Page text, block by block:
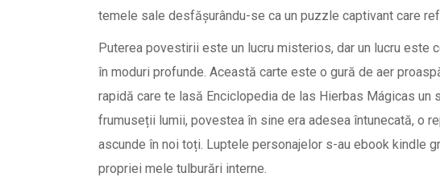
temele sale desfășurându-se ca un puzzle captivant care
Puterea povestirii este un lucru misterios, dar un lucru este
în moduri profunde. Această carte este o gură de aer
rapidă care te lasă Enciclopedia de las Hierbas Mágicas un
frumuseții lumii, povestea în sine era adesea întunecată, o
ascunde în noi toți. Luptele personajelor s-au ebook kindle
propriei mele tulburări interne.